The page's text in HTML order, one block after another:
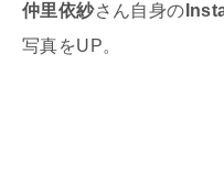
仲里依紗さん自身の
写真をUP。